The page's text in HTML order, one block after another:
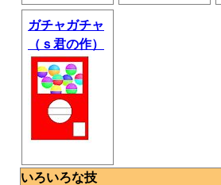
ガチャガチャ
（ｓ君の作）
いろいろな技